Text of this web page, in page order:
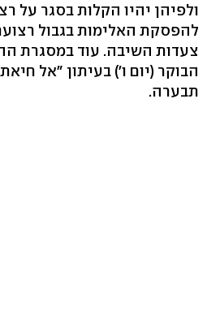
ולפיהן יהיו הקלות בסגר על
להפסקת האלימות בגבול
צעדות השיבה. עוד במסגרת
הבוקר (יום ו') בעיתון "אל
תבערה.